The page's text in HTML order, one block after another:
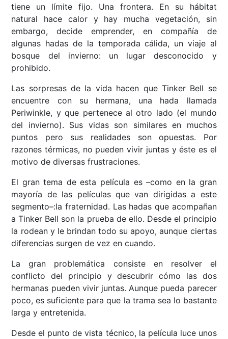
tiene un límite fijo. Una frontera. En su hábitat
natural hace calor y hay mucha vegetación, sin
embargo, decide emprender, en compañía de
algunas hadas de la temporada cálida, un viaje al
bosque del invierno: un lugar desconocido y
prohibido.
Las sorpresas de la vida hacen que Tinker Bell se
encuentre con su hermana, una hada llamada
Periwinkle, y que pertenece al otro lado (el mundo
del invierno). Sus vidas son similares en muchos
puntos pero sus realidades son opuestas. Por
razones térmicas, no pueden vivir juntas y éste es el
motivo de diversas frustraciones.
El gran tema de esta película es –como en la gran
mayoría de las películas que van dirigidas a este
segmento–:la fraternidad. Las hadas que acompañan
a Tinker Bell son la prueba de ello. Desde el principio
la rodean y le brindan todo su apoyo, aunque ciertas
diferencias surgen de vez en cuando.
La gran problemática consiste en resolver el
conflicto del principio y descubrir cómo las dos
hermanas pueden vivir juntas. Aunque pueda parecer
poco, es suficiente para que la trama sea lo bastante
larga y entretenida.
Desde el punto de vista técnico, la película luce unos